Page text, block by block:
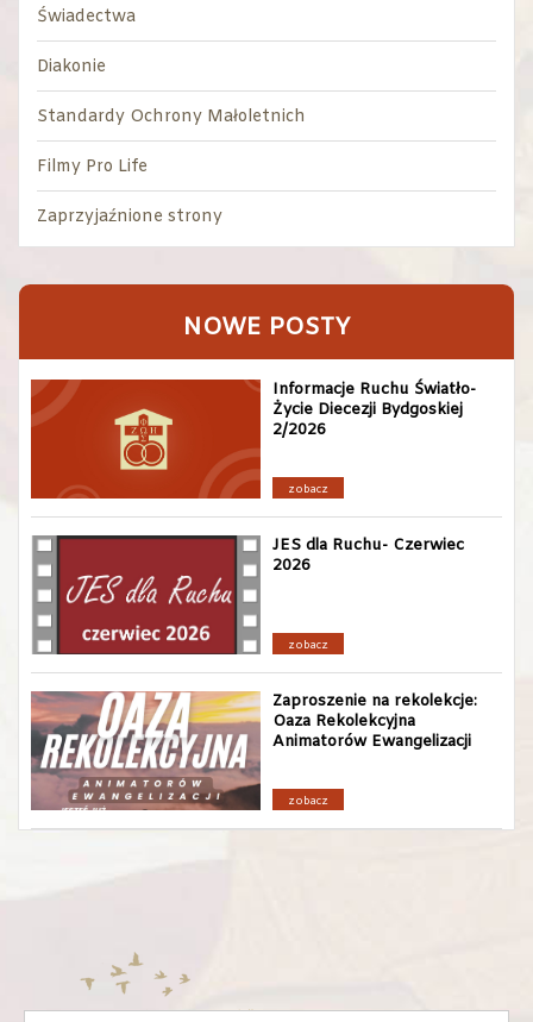
Świadectwa
Diakonie
Standardy Ochrony Małoletnich
Filmy Pro Life
Zaprzyjaźnione strony
NOWE POSTY
Informacje Ruchu Światło-
Życie Diecezji Bydgoskiej
2/2026
zobacz
JES dla Ruchu- Czerwiec
2026
zobacz
Zaproszenie na rekolekcje:
Oaza Rekolekcyjna
Animatorów Ewangelizacji
zobacz